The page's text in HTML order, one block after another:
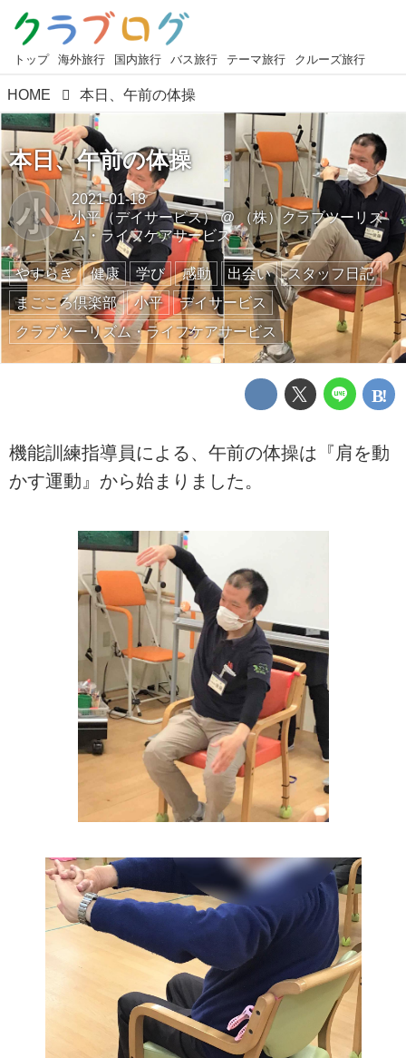
トップ 海外旅行 国内旅行 バス旅行 テーマ旅行 クルーズ旅行
HOME 本日、午前の体操
本日、午前の体操
小
2021-01-18
小平（デイサービス）@
（株）クラブツーリズ
ム・ライフケアサービス
やすらぎ 健康 学び 感動 出会い
スタッフ日記
まごころ倶楽部
小平
デイサービス
クラブツーリズム・ライフケアサービス
機能訓練指導員による、午前の体操は『肩を動
かす運動』から始まりました。